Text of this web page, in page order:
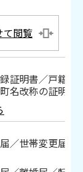
て閲覧
証明書／戸籍謄
名改称の証明書
／世帯変更届